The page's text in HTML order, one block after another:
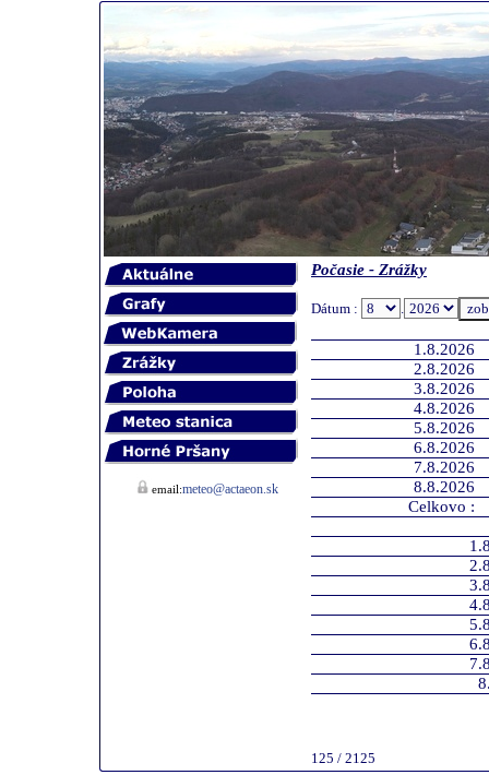
email:meteo@actaeon.sk
Počasie - Zrážky
Dátum : .
1.8.2026
2.8.2026
3.8.2026
4.8.2026
5.8.2026
6.8.2026
7.8.2026
8.8.2026
Celkovo :
125 / 2125